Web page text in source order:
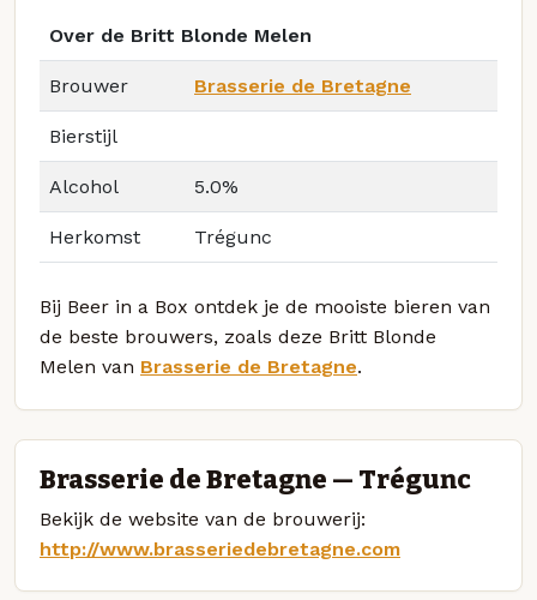
Over de Britt Blonde Melen
Brouwer Brasserie de Bretagne
Bierstijl
Alcohol 5.0%
Herkomst Trégunc
Bij Beer in a Box ontdek je de mooiste bieren van
de beste brouwers, zoals deze Britt Blonde
Melen van Brasserie de Bretagne.
Brasserie de Bretagne — Trégunc
Bekijk de website van de brouwerij:
http://www.brasseriedebretagne.com